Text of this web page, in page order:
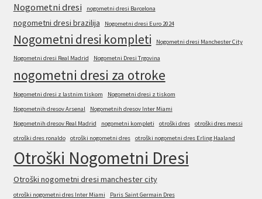
Nogometni dresi nogometni dresi Barcelona
nogometni dresi brazilija Nogometni dresi Euro 2024
Nogometni dresi kompleti Nogometni dresi Manchester City
Nogometni dresi Real Madrid Nogometni Dresi Trgovina
nogometni dresi za otroke
Nogometni dresi z lastnim tiskom
Nogometni dresi z tiskom
Nogometnih dresov Arsenal
Nogometnih dresov Inter Miami
Nogometnih dresov Real Madrid
nogometni kompleti otroški dres
otroški dres messi
otroški dres ronaldo
otroški nogometni dres otroški nogometni dres Erling Haaland
Otroški Nogometni Dresi
Otroški nogometni dresi manchester city
otroški nogometni dres Inter Miami
Paris Saint Germain Dres